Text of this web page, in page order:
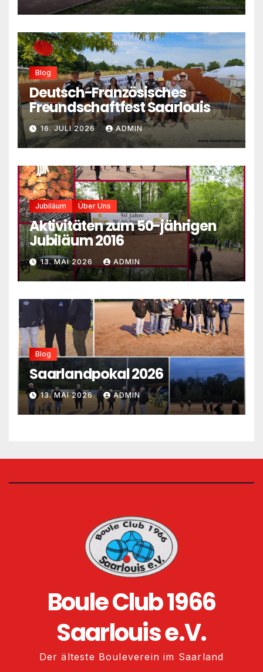
Blog
Deutsch-Französisches
Freundschaftfest Saarlouis
16. JULI 2026 ADMIN
Jubiläum Über Uns
Aktivitäten zum 50-jährigen
Jubiläum 2016
13. MAI 2026 ADMIN
Blog
Saarlandpokal 2026
13. MAI 2026 ADMIN
Boule Club 1966
Saarlouis e.V.
Der älteste Bouleverein im Saarland